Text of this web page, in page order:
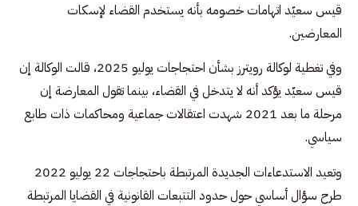
قيس سعيّد اتهامات خصومه بأنه يستخدم القضاء لإسكات
المعارضين.
وفي تغطية لوكالة رويترز بشأن احتجاجات يوليو 2025، قالت الوكالة إن
قيس سعيّد يؤكد أنه لا يتدخل في القضاء، بينما تقول المعارضة إن
مرحلة ما بعد 2021 شهدت اعتقالات جماعية ومحاكمات ذات طابع
سياسي.
وتعيد الاستدعاءات الجديدة المرتبطة باحتجاجات 22 يوليو 2022
طرح سؤال أساسي حول حدود التتبعات القانونية في القضايا المرتبطة